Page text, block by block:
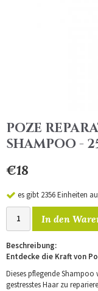
POZE
SHAMPOO -
€18
es gibt 2356 Einheiten
In den
Beschreibung:
Entdecke die Kraft von
Dieses pflegende
gestresstes Haar zu